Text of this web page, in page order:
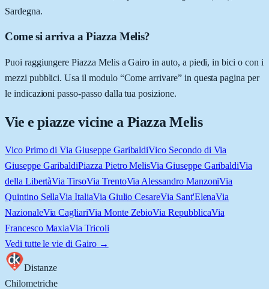
Sardegna.
Come si arriva a Piazza Melis?
Puoi raggiungere Piazza Melis a Gairo in auto, a piedi, in bici o con i
mezzi pubblici. Usa il modulo “Come arrivare” in questa pagina per
le indicazioni passo-passo dalla tua posizione.
Vie e piazze vicine a Piazza Melis
Vico Primo di Via Giuseppe GaribaldiVico Secondo di Via
Giuseppe GaribaldiPiazza Pietro MelisVia Giuseppe GaribaldiVia
della LibertàVia TirsoVia TrentoVia Alessandro ManzoniVia
Quintino SellaVia ItaliaVia Giulio CesareVia Sant'ElenaVia
NazionaleVia CagliariVia Monte ZebioVia RepubblicaVia
Francesco MaxiaVia Tricoli
Vedi tutte le vie di Gairo→
Distanze
Chilometriche